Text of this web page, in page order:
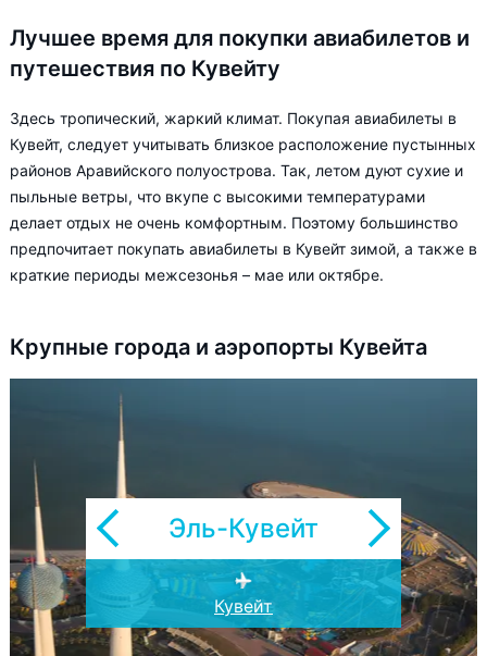
Лучшее время для покупки авиабилетов и
путешествия по Кувейту
Здесь тропический, жаркий климат. Покупая авиабилеты в
Кувейт, следует учитывать близкое расположение пустынных
районов Аравийского полуострова. Так, летом дуют сухие и
пыльные ветры, что вкупе с высокими температурами
делает отдых не очень комфортным. Поэтому большинство
предпочитает покупать авиабилеты в Кувейт зимой, а также в
краткие периоды межсезонья – мае или октябре.
Крупные города и аэропорты Кувейта
Эль-Кувейт
Кувейт